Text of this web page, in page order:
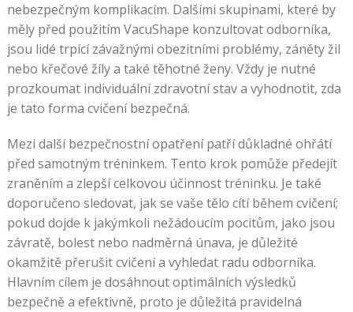
nebezpečným komplikacím. Dalšími skupinami, které by
měly před použitím VacuShape konzultovat odborníka,
jsou lidé trpící závažnými obezitními problémy, záněty žil
nebo křečové žíly a také těhotné ženy. Vždy je nutné
prozkoumat individuální zdravotní stav a vyhodnotit, zda
je tato forma cvičení bezpečná.
Mezi další bezpečnostní opatření patří důkladné ohřátí
před samotným tréninkem. Tento krok pomůže předejít
zraněním a zlepší celkovou účinnost tréninku. Je také
doporučeno sledovat, jak se vaše tělo cítí během cvičení;
pokud dojde k jakýmkoli nežádoucím pocitům, jako jsou
závratě, bolest nebo nadměrná únava, je důležité
okamžitě přerušit cvičení a vyhledat radu odborníka.
Hlavním cílem je dosáhnout optimálních výsledků
bezpečně a efektivně, proto je důležitá pravidelná